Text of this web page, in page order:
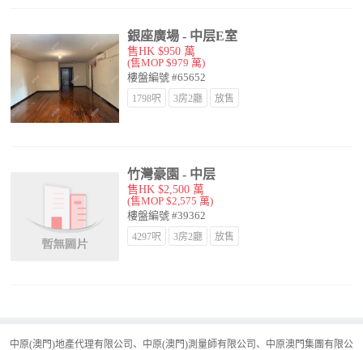
銀座廣場 - 中层E室
售HK $950 萬
(售MOP $979 萬)
樓盤編號 #65652
1798呎 3房2廳 放售
竹灣豪園 - 中层
售HK $2,500 萬
(售MOP $2,575 萬)
樓盤編號 #39362
4297呎 3房2廳 放售
中原(澳門)地產代理有限公司、中原(澳門)測量師有限公司、中原澳門集團有限公